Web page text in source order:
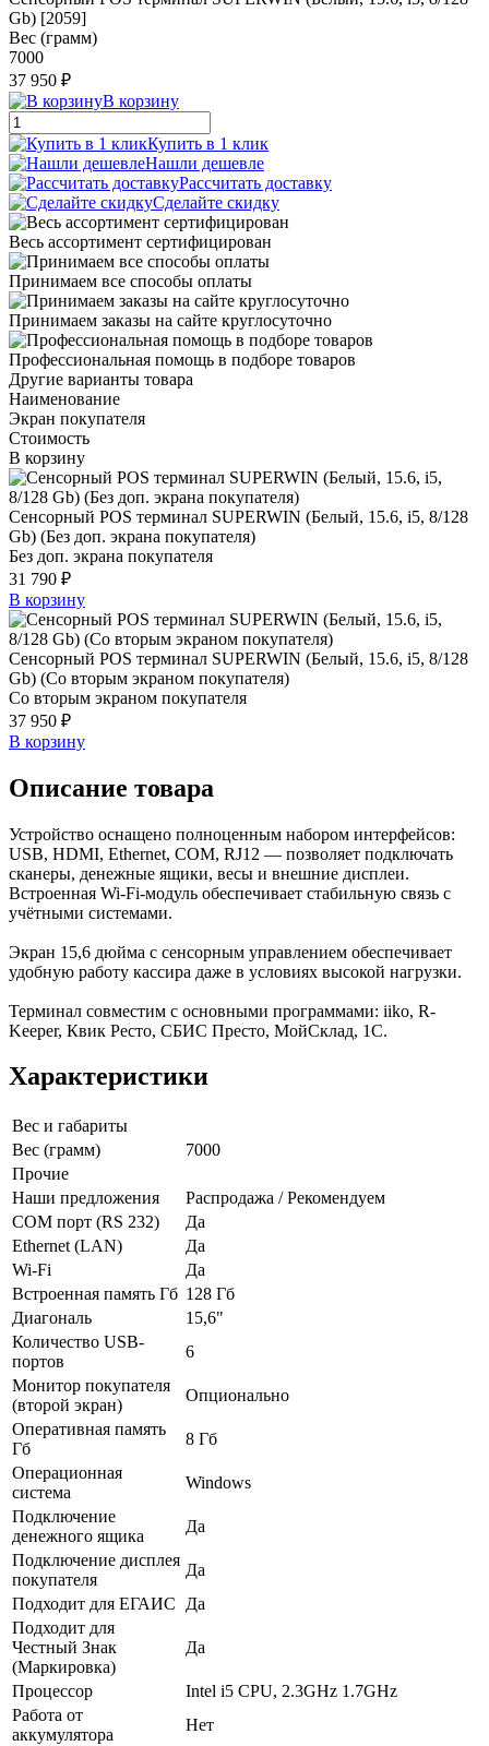
Gb) [2059]
Вес (грамм)
7000
37 950 ₽
В корзину
Купить в 1 клик
Нашли дешевле
Рассчитать доставку
Сделайте скидку
Весь ассортимент сертифицирован
Принимаем все способы оплаты
Принимаем заказы на сайте круглосуточно
Профессиональная помощь в подборе товаров
Другие варианты товара
Наименование
Экран покупателя
Стоимость
В корзину
Сенсорный POS терминал SUPERWIN (Белый, 15.6, i5, 8/128
Gb) (Без доп. экрана покупателя)
Без доп. экрана покупателя
31 790 ₽
В корзину
Сенсорный POS терминал SUPERWIN (Белый, 15.6, i5, 8/128
Gb) (Со вторым экраном покупателя)
Со вторым экраном покупателя
37 950 ₽
В корзину
Описание товара
Устройство оснащено полноценным набором интерфейсов:
USB, HDMI, Ethernet, COM, RJ12 — позволяет подключать
сканеры, денежные ящики, весы и внешние дисплеи.
Встроенная Wi-Fi-модуль обеспечивает стабильную связь с
учётными системами.
Экран 15,6 дюйма с сенсорным управлением обеспечивает
удобную работу кассира даже в условиях высокой нагрузки.
Терминал совместим с основными программами: iiko, R-
Keeper, Квик Ресто, СБИС Престо, МойСклад, 1С.
Характеристики
Вес и габариты
Вес (грамм)
7000
Прочие
Наши предложения
Распродажа / Рекомендуем
COM порт (RS 232)
Да
Ethernet (LAN)
Да
Wi-Fi
Да
Встроенная память Гб 128 Гб
Диагональ
15,6"
Количество USB-
портов
6
Монитор покупателя
(второй экран)
Опционально
Оперативная память
Гб
8 Гб
Операционная
система
Windows
Подключение
денежного ящика
Да
Подключение дисплея
покупателя
Да
Подходит для ЕГАИС
Да
Подходит для
Честный Знак
(Маркировка)
Да
Процессор
Intel i5 CPU, 2.3GHz 1.7GHz
Работа от
аккумулятора
Нет